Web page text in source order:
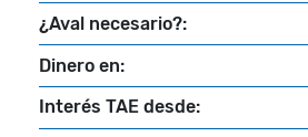
¿Aval necesario?:
Dinero en:
Interés TAE desde: